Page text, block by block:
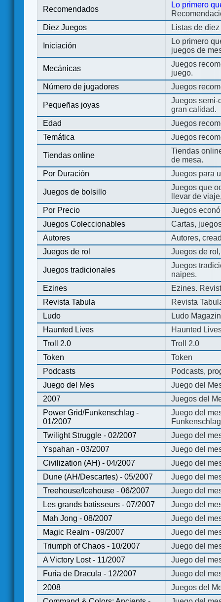
Recomendados
Lo primero
Diez Juegos
Listas de
Iniciación
Lo primero
juegos de
Mecánicas
Juegos
juego.
Número de jugadores
Juegos
Pequeñas joyas
Juegos semi-
gran calidad.
Edad
Juegos
Temática
Juegos
Tiendas online
Tiendas
de mesa.
Por Duración
Juegos para
Juegos de bolsillo
Juegos que
llevar de
Por Precio
Juegos
Juegos Coleccionables
Cartas,
Autores
Autores,
Juegos de rol
Juegos de
Juegos tradicionales
Juegos
naipes.
Ezines
Ezines.
Revista Tabula
Revista
Ludo
Ludo
Haunted Lives
Haunted
Troll 2.0
Troll 2.0
Token
Token
Podcasts
Podcasts,
Juego del Mes
Juego del
2007
Juegos del
Power Grid/Funkenschlag -
01/2007
Juego del
Twilight Struggle - 02/2007
Juego del
Yspahan - 03/2007
Juego del
Civilization (AH) - 04/2007
Juego del
Dune (AH/Descartes) - 05/2007
Juego del
Treehouse/Icehouse - 06/2007
Juego del
Les grands batisseurs - 07/2007
Juego del
Mah Jong - 08/2007
Juego del
Magic Realm - 09/2007
Juego del
Triumph of Chaos - 10/2007
Juego del
A Victory Lost - 11/2007
Juego del
Furia de Dracula - 12/2007
Juego del
2008
Juegos del